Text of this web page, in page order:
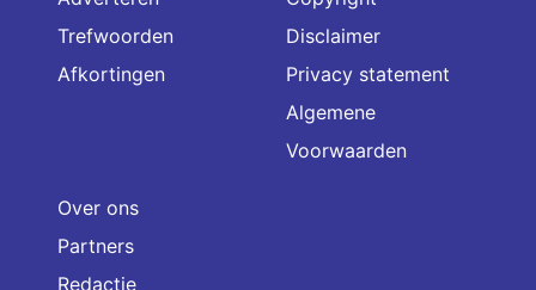
Trefwoorden
Afkortingen
Disclaimer
Privacy statement
Algemene
Voorwaarden
Over ons
Partners
Redactie